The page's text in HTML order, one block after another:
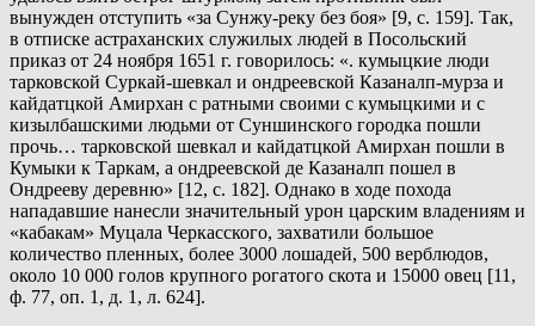
вынужден отступить «за Сунжу-реку без боя» [9, с. 159]. Так,
в отписке астраханских служилых людей в Посольский
приказ от 24 ноября 1651 г. говорилось: «. кумыцкие люди
тарковской Суркай-шевкал и ондреевской Казаналп-мурза и
кайдатцкой Амирхан с ратными своими с кумыцкими и с
кизылбашскими людьми от Суншинского городка пошли
прочь… тарковской шевкал и кайдатцкой Амирхан пошли в
Кумыки к Таркам, а ондреевской де Казаналп пошел в
Ондрееву деревню» [12, с. 182]. Однако в ходе похода
нападавшие нанесли значительный урон царским владениям и
«кабакам» Муцала Черкасского, захватили большое
количество пленных, более 3000 лошадей, 500 верблюдов,
около 10 000 голов крупного рогатого скота и 15000 овец [11,
ф. 77, оп. 1, д. 1, л. 624].